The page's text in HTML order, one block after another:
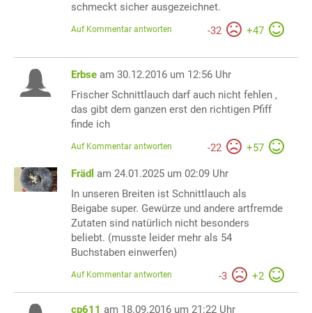
schmeckt sicher ausgezeichnet.
-32 +47
Auf Kommentar antworten
Erbse am 30.12.2016 um 12:56 Uhr
Frischer Schnittlauch darf auch nicht fehlen ,
das gibt dem ganzen erst den richtigen Pfiff
finde ich
-22 +57
Auf Kommentar antworten
Frädl am 24.01.2025 um 02:09 Uhr
In unseren Breiten ist Schnittlauch als
Beigabe super. Gewürze und andere artfremde
Zutaten sind natürlich nicht besonders
beliebt. (musste leider mehr als 54
Buchstaben einwerfen)
-3 +2
Auf Kommentar antworten
cp611 am 18.09.2016 um 21:22 Uhr